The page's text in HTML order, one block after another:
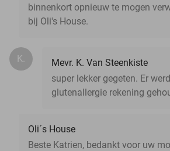
binnenkort opnieuw te mogen
bij Oli's House.
K.
Mevr. K. Van Steenkiste
super lekker gegeten. Er
glutenallergie rekening
Oli´s House
Beste Katrien, bedankt voor uw